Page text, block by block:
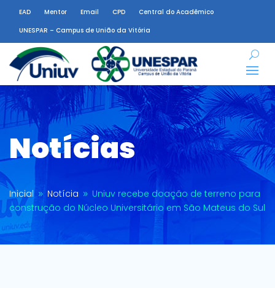
EAD Mentor Email CPD
Central do Acadêmico
UNESPAR – Campus de União da Vitória
Notícias
Inicial 9 Notícia 9 Uniuv recebe doação de terreno para
construção do Núcleo Universitário em São Mateus do Sul